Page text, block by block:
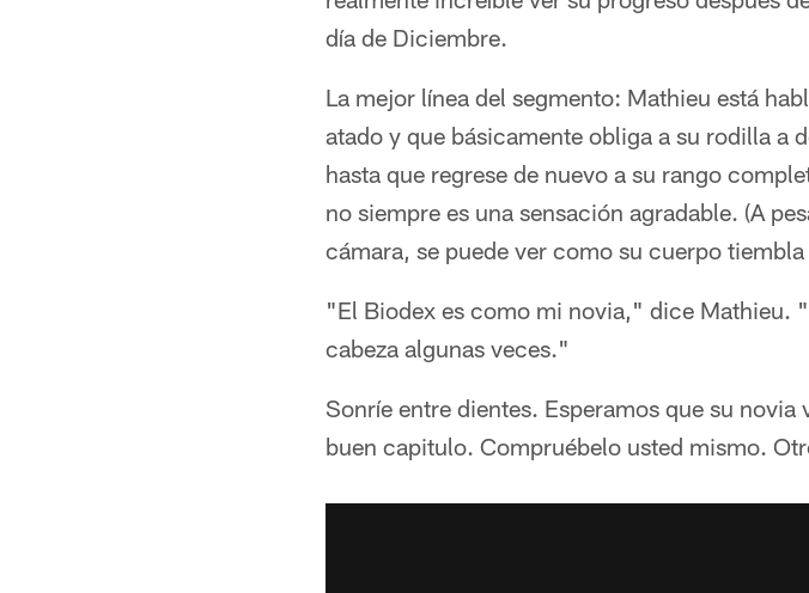
día de Diciembre.
La mejor línea del segmento: Mathieu está
atado y que básicamente obliga a su rodilla a
hasta que regrese de nuevo a su rango
no siempre es una sensación agradable. (A
cámara, se puede ver como su cuerpo
"El Biodex es como mi novia," dice Mathieu.
cabeza algunas veces."
Sonríe entre dientes. Esperamos que su
buen capitulo. Compruébelo usted mismo.